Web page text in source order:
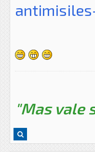
"Mas vale